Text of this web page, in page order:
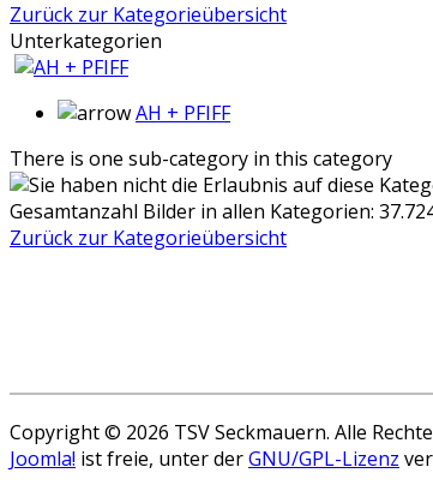
Zurück zur Kategorieübersicht
Unterkategorien
AH + PFIFF
There is one sub-category in this category
Gesamtanzahl Bilder in allen Kategorien:
Zurück zur Kategorieübersicht
Copyright © 2026 TSV Seckmauern. Alle
Joomla! ist freie, unter derGNU/GPL-Lizenz